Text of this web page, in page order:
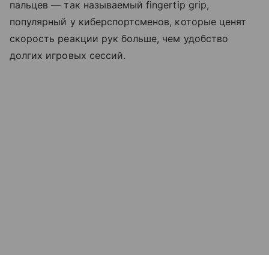
пальцев — так называемый fingertip grip,
популярный у киберспортсменов, которые ценят
скорость реакции рук больше, чем удобство
долгих игровых сессий.